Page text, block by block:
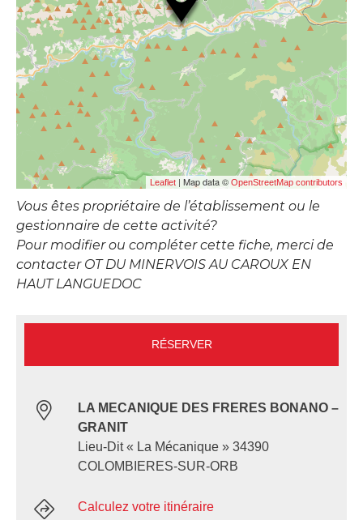
Leaflet | Map data © OpenStreetMap contributors
Vous êtes propriétaire de l’établissement ou le
gestionnaire de cette activité?
Pour modifier ou compléter cette fiche, merci de
contacter OT DU MINERVOIS AU CAROUX EN
HAUT LANGUEDOC
RÉSERVER
LA MECANIQUE DES FRERES BONANO –
GRANIT
Lieu-Dit « La Mécanique » 34390
COLOMBIERES-SUR-ORB
Calculez votre itinéraire